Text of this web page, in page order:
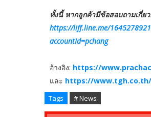
ทั้งนี้ หากลูกค้ามีข้อสอบถามเกี่ย
https://liff.line.me/
accountId=pchang
อ้างอิง: https://
และ https://www.tgh.co.th/
Tags # News